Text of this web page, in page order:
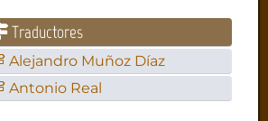
Traductores
Alejandro Muñoz Díaz
Antonio Real